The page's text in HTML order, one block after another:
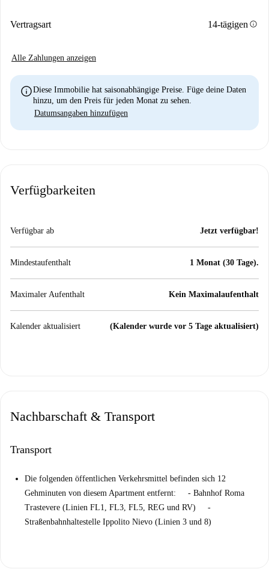
Vertragsart 14-tägigeninfo
Alle Zahlungen anzeigen
infoDiese Immobilie hat saisonabhängige Preise. Füge deine Daten
hinzu, um den Preis für jeden Monat zu sehen.
Datumsangaben hinzufügen
Verfügbarkeiten
Verfügbar ab Jetzt verfügbar!
Mindestaufenthalt 1 Monat (30 Tage).
Maximaler Aufenthalt Kein Maximalaufenthalt
Kalender aktualisiert (Kalender wurde vor 5 Tage aktualisiert)
Nachbarschaft & Transport
Transport
Die folgenden öffentlichen Verkehrsmittel befinden sich 12
Gehminuten von diesem Apartment entfernt: - Bahnhof Roma
Trastevere (Linien FL1, FL3, FL5, REG und RV) -
Straßenbahnhaltestelle Ippolito Nievo (Linien 3 und 8)